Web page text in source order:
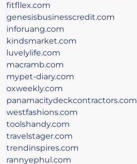
fitfllex.com
genesisbusinesscredit.com
inforuang.com
kindsmarket.com
luvelylife.com
macramb.com
mypet-diary.com
oxweekly.com
panamacitydeckcontractors.com
westfashions.com
toolshandy.com
travelstager.com
trendinspires.com
rannyephul.com